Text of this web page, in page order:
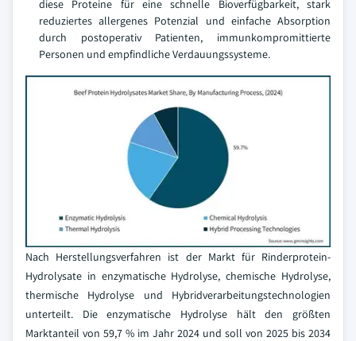
diese Proteine für eine schnelle Bioverfügbarkeit, stark
reduziertes allergenes Potenzial und einfache Absorption
durch postoperativ Patienten, immunkompromittierte
Personen und empfindliche Verdauungssysteme.
Nach Herstellungsverfahren ist der Markt für Rinderprotein-
Hydrolysate in enzymatische Hydrolyse, chemische Hydrolyse,
thermische Hydrolyse und Hybridverarbeitungstechnologien
unterteilt. Die enzymatische Hydrolyse hält den größten
Marktanteil von 59,7 % im Jahr 2024 und soll von 2025 bis 2034